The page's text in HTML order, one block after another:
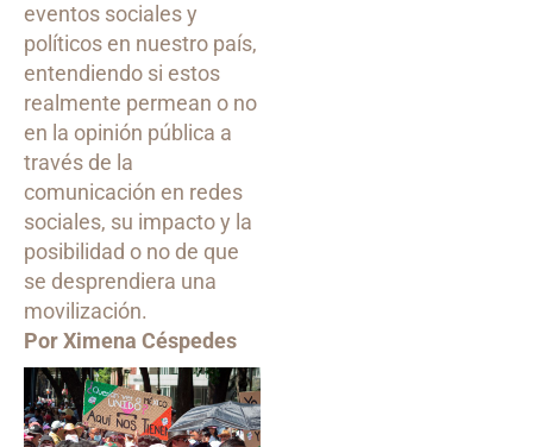
eventos sociales y
políticos en nuestro país,
entendiendo si estos
realmente permean o no
en la opinión pública a
través de la
comunicación en redes
sociales, su impacto y la
posibilidad o no de que
se desprendiera una
movilización.
Por Ximena Céspedes